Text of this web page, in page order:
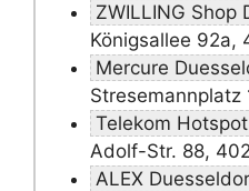
ZWILLING Shop
Königsallee 92a,
Mercure
Stresemannplatz
Telekom
Adolf-Str. 88,
ALEX